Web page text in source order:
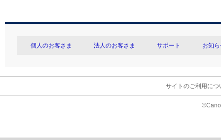
個人のお客さま 法人のお客さま サポート お知
サイトのご利用につ